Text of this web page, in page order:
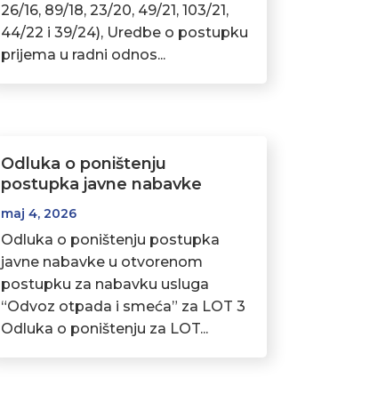
26/16, 89/18, 23/20, 49/21, 103/21,
44/22 i 39/24), Uredbe o postupku
prijema u radni odnos...
Odluka o poništenju
postupka javne nabavke
maj 4, 2026
Odluka o poništenju postupka
javne nabavke u otvorenom
postupku za nabavku usluga
“Odvoz otpada i smeća” za LOT 3
Odluka o poništenju za LOT...